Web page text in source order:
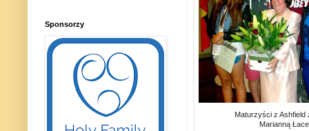
Maturzyści z
Marianną
Sponsorzy